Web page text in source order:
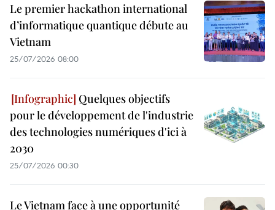
Le premier hackathon international
d’informatique quantique débute au
Vietnam
25/07/2026 08:00
Quelques objectifs
pour le développement de l'industrie
des technologies numériques d'ici à
2030
25/07/2026 00:30
Le Vietnam face à une opportunité